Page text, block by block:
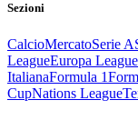
Sezioni
CalcioMercatoSerie A
LeagueEuropa League
ItalianaFormula 1
CupNations League